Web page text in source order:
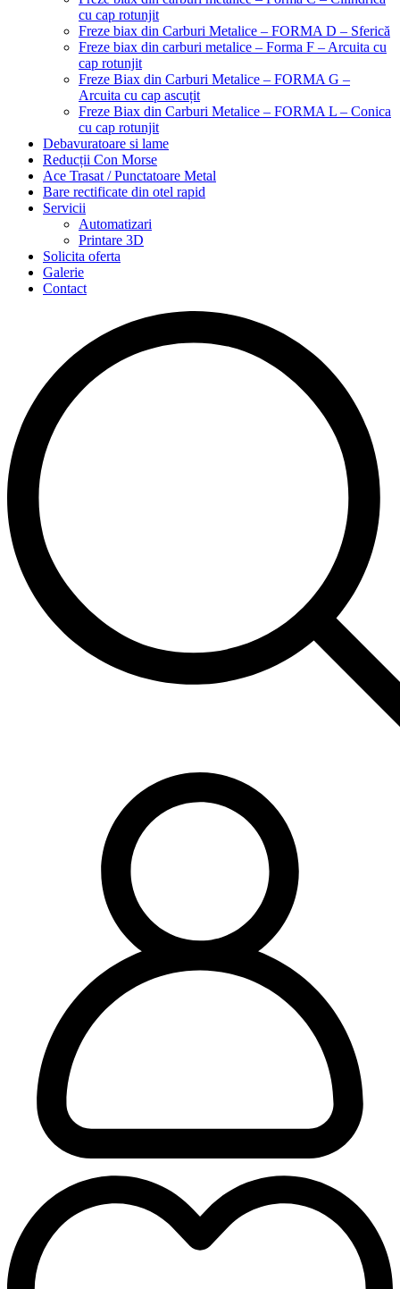
cu cap rotunjit
Freze biax din Carburi Metalice – FORMA D – Sferică
Freze biax din carburi metalice – Forma F – Arcuita cu
cap rotunjit
Freze Biax din Carburi Metalice – FORMA G –
Arcuita cu cap ascuțit
Freze Biax din Carburi Metalice – FORMA L – Conica
cu cap rotunjit
Debavuratoare si lame
Reducții Con Morse
Ace Trasat / Punctatoare Metal
Bare rectificate din otel rapid
Servicii
Automatizari
Printare 3D
Solicita oferta
Galerie
Contact